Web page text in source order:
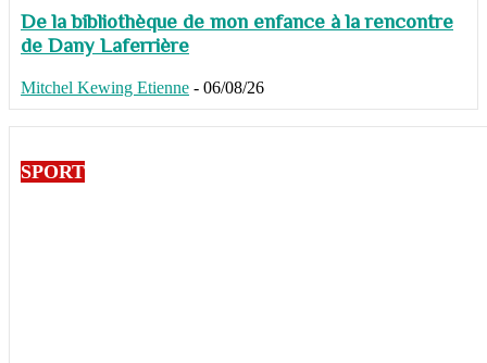
De la bibliothèque de mon enfance à la rencontre
de Dany Laferrière
Mitchel Kewing Etienne - 06/08/26
SPORT